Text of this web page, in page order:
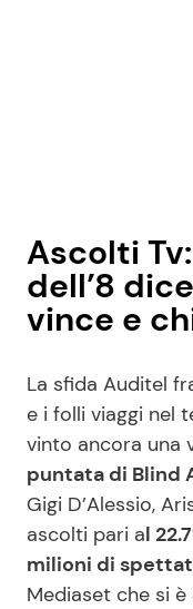
Ascolti
dell’8
vince e
La sfida Auditel
e i folli viaggi nel
vinto ancora una
puntata di Blind
Gigi D’Alessio,
ascolti pari al
milioni di
Mediaset che si